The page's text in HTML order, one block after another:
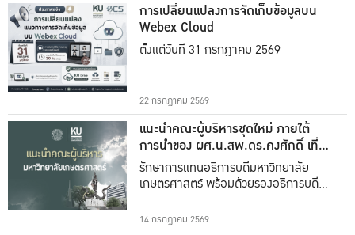
การเปลี่ยนแปลงการจัดเก็บข้อมูลบน
Webex Cloud
ตั้งแต่วันที่ 31 กรกฎาคม 2569
22 กรกฎาคม 2569
แนะนำคณะผู้บริหารชุดใหม่ ภายใต้
การนำของ ผศ.น.สพ.ดร.คงศักดิ์ เที่ยง
ธรรม
รักษาการแทนอธิการบดีมหาวิทยาลัย
เกษตรศาสตร์ พร้อมด้วยรองอธิการบดีทั้ง
14 กรกฎาคม 2569